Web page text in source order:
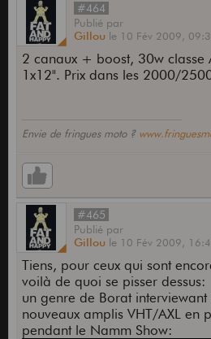
#464
Publié par
Gillou le 10 Fév 2009,
2 canaux + boost, 30w classe
1x12". Prix dans les 2000/
Envie de fringues moto ?
#465
Publié par
Gillou le 10 Fév 2009,
Tiens, pour ceux qui sont
voilà de quoi se pisser dessus:
un genre de Borat
nouveaux amplis VHT/AXL en
pendant le Namm Show: